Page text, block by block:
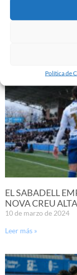
Política de
Noticias
EL SABADELL
NOVA CREU ALTA
10 de marzo de 2024
Leer más »